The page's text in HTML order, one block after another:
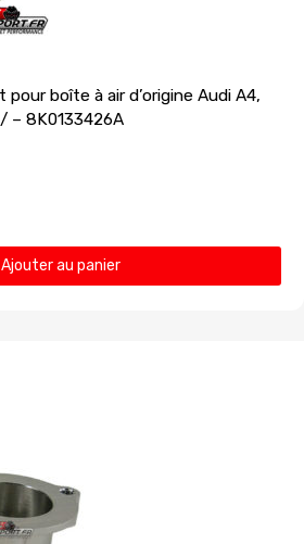
boîte à air d’origine Audi A4,
/ – 8K0133426A
Ajouter au panier